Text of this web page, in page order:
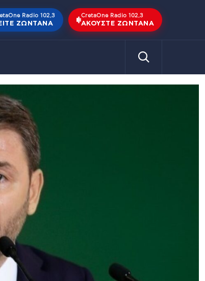
Radio 102,3
ΖΩΝΤΑΝΆ
CretaOne Radio 102,3
ΑΚΟΎΣΤΕ ΖΩΝΤΑΝΆ